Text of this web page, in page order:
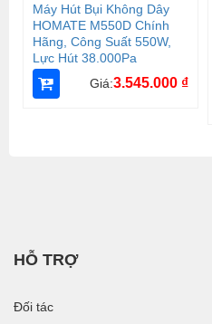
Máy Hút Bụi Không Dây
HOMATE M550D Chính
Hãng, Công Suất 550W,
Lực Hút 38.000Pa
Giá:3.545.000 ₫
HỖ TRỢ
Đối tác